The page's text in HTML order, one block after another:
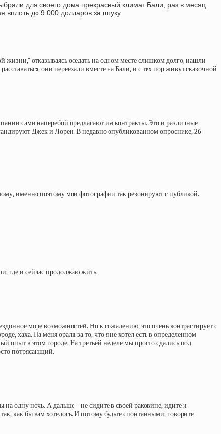
для своего дома прекрасный климат Бали, раз в месяц
вплоть до 9 000 долларов за штуку.
отказываясь оседать на одном месте слишком долго, нашли
они переехали вместе на Бали, и с тех пор живут сказочной
сами наперебой предлагают им контракты. Это и различные
Джек и Лорен. В недавно опубликованном опроснике, 26-
именно поэтому мои фотографии так резонируют с публикой.
где и сейчас продолжаю жить.
море возможностей. Но к сожалению, это очень контрастирует с
хаха. На меня орали за то, что я не хотел есть в определенном
опыт в этом городе. На третьей неделе мы просто сдались под
потрясающий.
на одну ночь. А дальше – не сидите в своей раковине, идите и
как бы вам хотелось. И потому будьте спонтанными, говорите